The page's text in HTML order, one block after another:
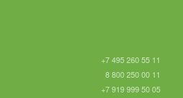
+7 495 260 55 11
8 800 250 00 11
+7 919 999 50 05